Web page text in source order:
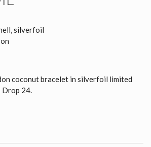
silverfoil
coconut bracelet in silverfoil limited
Drop 24.